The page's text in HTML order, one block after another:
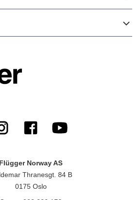
Flügger Norway AS
Thranesgt. 84 B
0175 Oslo